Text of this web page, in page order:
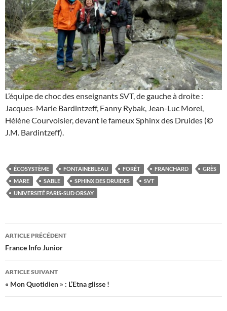
L’équipe de choc des enseignants SVT, de gauche à droite :
Jacques-Marie Bardintzeff, Fanny Rybak, Jean-Luc Morel,
Hélène Courvoisier, devant le fameux Sphinx des Druides (©
J.M. Bardintzeff).
ÉCOSYSTÈME FONTAINEBLEAU FORÊT FRANCHARD
GRÈS
MARE
SABLE SPHINX DES DRUIDES
SVT
UNIVERSITÉ PARIS-SUD ORSAY
Navigation
des
articles
ARTICLE PRÉCÉDENT
France Info Junior
ARTICLE SUIVANT
« Mon Quotidien » : L’Etna glisse !